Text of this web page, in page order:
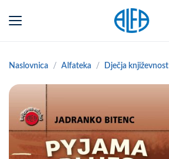
Naslovnica Alfateka Dječja književnost